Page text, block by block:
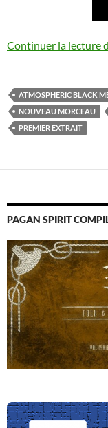
Continuer la lecture
ATMOSPHERIC BLACK
NOUVEAU MORCEAU
PREMIER EXTRAIT
PAGAN SPIRIT